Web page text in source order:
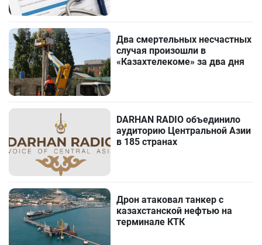
Два смертельных несчастных
случая произошли в
«Казахтелекоме» за два дня
DARHAN RADIO объединило
аудиторию Центральной Азии
в 185 странах
Дрон атаковал танкер с
казахстанской нефтью на
терминале КТК